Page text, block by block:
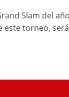
Slam del
este torneo,